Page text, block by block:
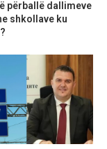
përballë dallimeve
shkollave ku